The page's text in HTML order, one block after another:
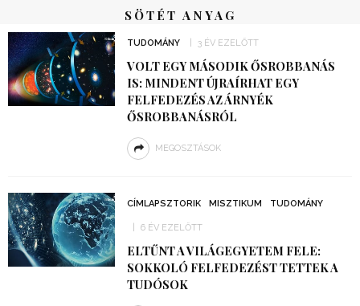
SÖTÉT ANYAG
TUDOMÁNY 3 ÉV EZELŐTT
VOLT EGY MÁSODIK ŐSROBBANÁS
IS: MINDENT ÚJRAÍRHAT EGY
FELFEDEZÉS AZ ÁRNYÉK
ŐSROBBANÁSRÓL
MEGOSZTÁSOK
CÍMLAPSZTORIK MISZTIKUM TUDOMÁNY
6 ÉV EZELŐTT
ELTŰNT A VILÁGEGYETEM FELE:
SOKKOLÓ FELFEDEZÉST TETTEK A
TUDÓSOK